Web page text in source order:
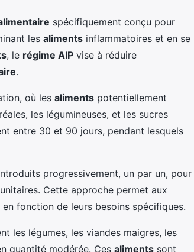
spécifiquement conçu pour
les aliments inflammatoires et en se
, le régime AIP vise à réduire
.
où les aliments potentiellement
les légumineuses, et les sucres
entre 30 et 90 jours, pendant lesquels
progressivement, un par un, pour
Cette approche permet aux
en fonction de leurs besoins spécifiques.
les légumes, les viandes maigres, les
quantité modérée. Ces aliments sont